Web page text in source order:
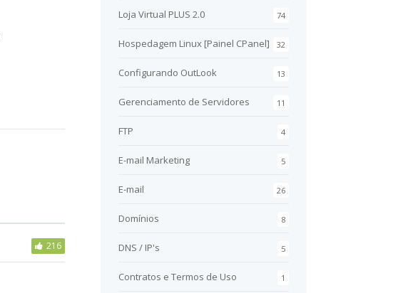
216
74
Loja Virtual PLUS 2.0
32
Hospedagem Linux [Painel CPanel]
13
Configurando OutLook
11
Gerenciamento de Servidores
4
FTP
5
E-mail Marketing
26
E-mail
8
Domínios
5
DNS / IP's
1
Contratos e Termos de Uso